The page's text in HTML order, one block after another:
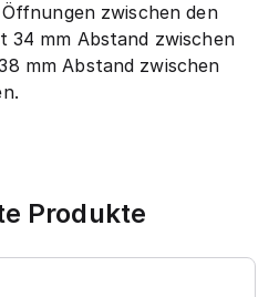
zwischen den
34 mm Abstand zwischen
mm Abstand zwischen
Produkte